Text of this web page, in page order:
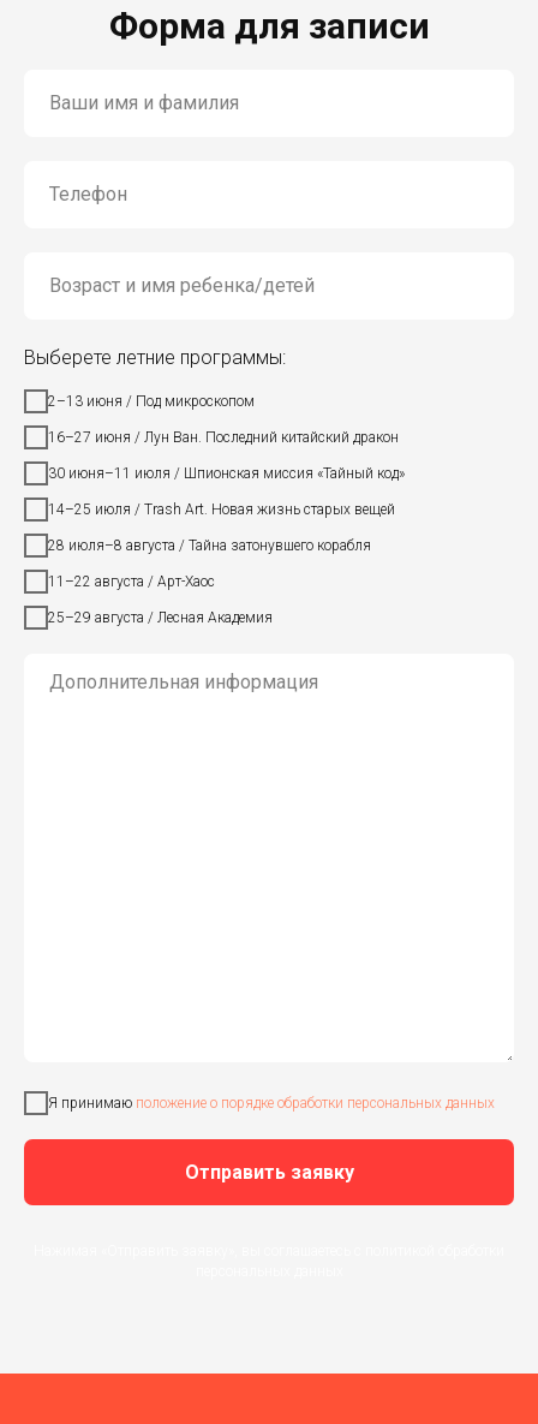
Форма для записи
Выберете летние программы:
2–13 июня / Под микроскопом
16–27 июня / Лун Ван. Последний китайский дракон
30 июня–11 июля / Шпионская миссия «Тайный код»
14–25 июля / Trash Art. Новая жизнь старых вещей
28 июля–8 августа / Тайна затонувшего корабля
11–22 августа / Арт-Хаос
25–29 августа / Лесная Академия
Я принимаю положение о порядке обработки персональных данных
Отправить заявку